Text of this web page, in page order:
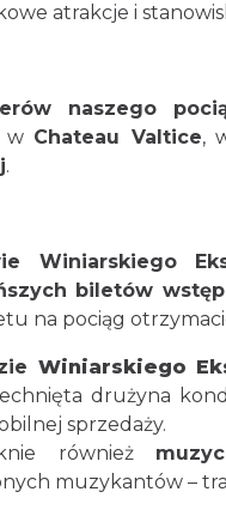
atrakcje i
naszego
w Chateau Valtice,
.
Winiarskiego
biletów
na pociąg
Winiarskiego
drużyna
sprzedaży.
również
muzykantów –